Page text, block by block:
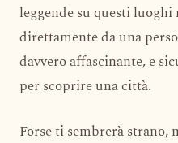
leggende su questi luoghi
direttamente da una
davvero affascinante, e
per scoprire una città.
Forse ti sembrerà strano,